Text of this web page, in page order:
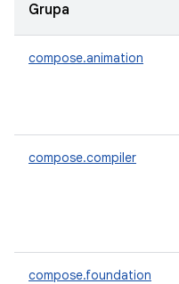
Grupa
compose.animation
compose.compiler
compose.foundation